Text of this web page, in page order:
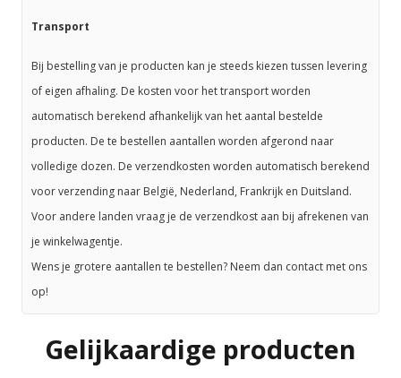
Transport
Bij bestelling van je producten kan je steeds kiezen tussen levering
of eigen afhaling. De kosten voor het transport worden
automatisch berekend afhankelijk van het aantal bestelde
producten. De te bestellen aantallen worden afgerond naar
volledige dozen. De verzendkosten worden automatisch berekend
voor verzending naar België, Nederland, Frankrijk en Duitsland.
Voor andere landen vraag je de verzendkost aan bij afrekenen van
je winkelwagentje.
Wens je grotere aantallen te bestellen? Neem dan contact met ons
op!
Gelijkaardige producten